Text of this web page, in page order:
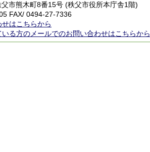
市熊木町8番15号 (秩父市役所本庁舎1階)
FAX/ 0494-27-7336
はこちらから
る方のメールでのお問い合わせはこちらから